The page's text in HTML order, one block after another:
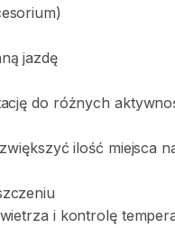
jazdę
do różnych
zwiększyć ilość miejsca
i kontrolę